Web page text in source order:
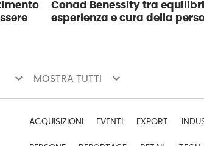
Conad Benessity tra
esperienza e cura della
keyboard_arrow_down MOSTRA TUTTI keyboard_arrow_down
ACQUISIZIONI EVENTI EXPORT